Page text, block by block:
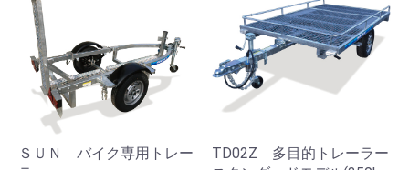
ＳＵＮ バイク専用トレー
TD02Z 多目的トレーラー